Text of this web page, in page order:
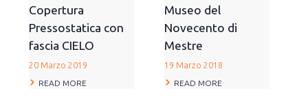
Copertura
Pressostatica con
fascia CIELO
20 Marzo 2019
READ MORE
Museo del
Novecento di
Mestre
19 Marzo 2018
READ MORE